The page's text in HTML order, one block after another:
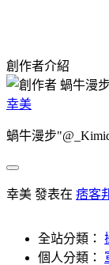
創作者介紹
幸美
蝸牛漫步
幸美 發表在 痞客
全站分類：
個人分類：